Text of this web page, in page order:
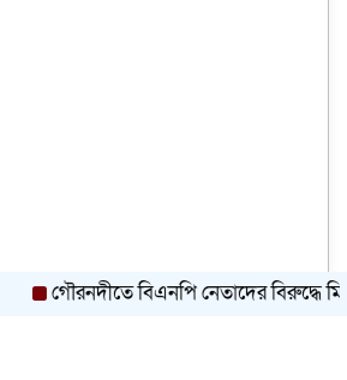
গৌরনদীতে বিএনপি নেতাদের বিরুদ্ধে মিথ্যা